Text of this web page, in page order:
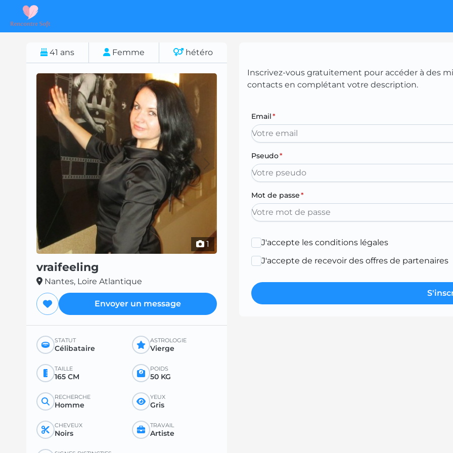
41 ans Femme hétéro
1
vraifeeling
Nantes, Loire Atlantique
Envoyer un message
STATUT
Célibataire
ASTROLOGIE
Vierge
TAILLE
165 CM
POIDS
50 KG
RECHERCHE
Homme
YEUX
Gris
CHEVEUX
Noirs
TRAVAIL
Artiste
Inscrivez-vous gratuitement pour accéder à des
contacts en complétant votre description.
Email*
Pseudo*
Mot de passe*
J'accepte les conditions légales
J'accepte de recevoir des offres de partenaires